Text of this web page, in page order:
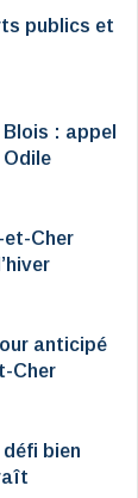
publics et
: appel
et-Cher
anticipé
Cher
bien